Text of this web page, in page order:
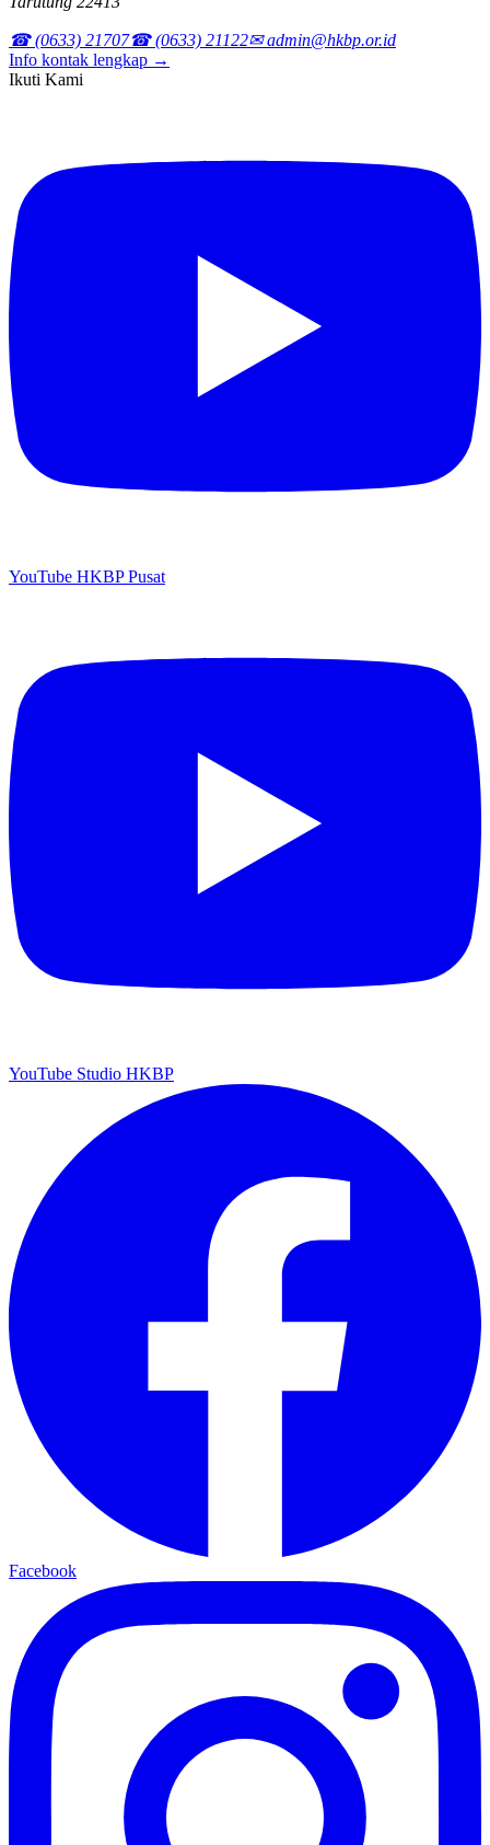
☎ (0633) 21707☎ (0633) 21122✉ admin@hkbp.or.id
Info kontak lengkap →
Ikuti Kami
YouTube HKBP Pusat
YouTube Studio HKBP
Facebook